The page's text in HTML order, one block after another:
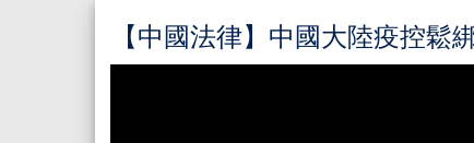
【中國法律】中國大陸疫控鬆